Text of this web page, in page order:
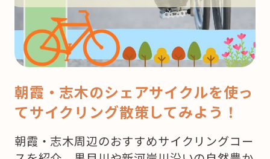
マ
ス！
ど
こ
ケ
ー
を
朝霞・志木のシェアサイクルを使っ
てサイクリング散策してみよう！
朝霞・志木周辺のおすすめサイクリングコー